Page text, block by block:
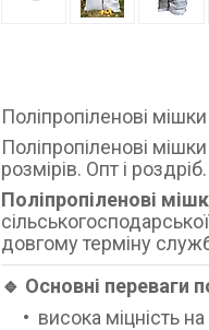
Поліпропіленові
Поліпропіленові
розмірів. Опт і
Поліпропіленові
довгому терміну
🔹 Основні переваги
висока міцність